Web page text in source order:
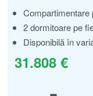
2 dormitoare pe
Disponibilă în
31.808 €